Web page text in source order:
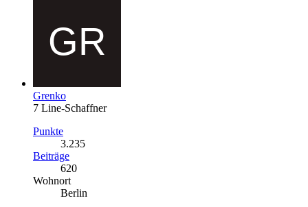
Grenko
7 Line-Schaffner
Punkte
3.235
Beiträge
620
Wohnort
Berlin